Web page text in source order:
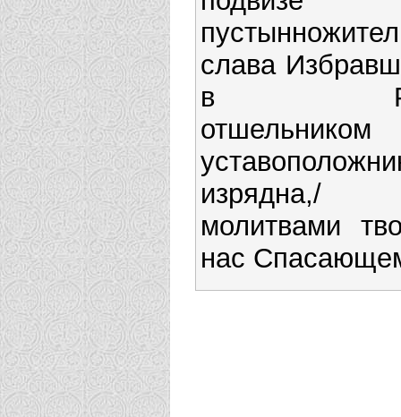
слава
в
отшельником
изрядна,/
молитвами
нас